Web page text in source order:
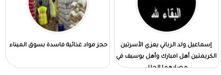
إسماعيل ولد الرباني يعزي الأسرتين
الكريمتين أهل امبارك وأهل بوسيف في
مصابهما الجلل
حجز مواد غذائية فاسدة بسوق الميناء